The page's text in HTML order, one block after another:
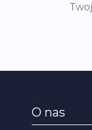
O nas